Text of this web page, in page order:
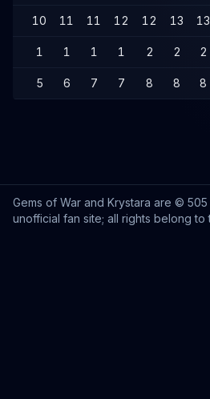
10 11 11 12 12 13 13
1 1 1 1 2 2 2
5 6 7 7 8 8 8
Gems of War and Krystara are © 505
unofficial fan site; all rights belong